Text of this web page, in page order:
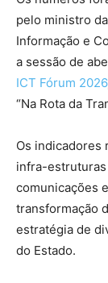
pelo ministro
Informação e
a sessão de
ICT Fórum 2026
“Na Rota da
Os indicadores
infra-
comunicações
transformação
estratégia de
do Estado.